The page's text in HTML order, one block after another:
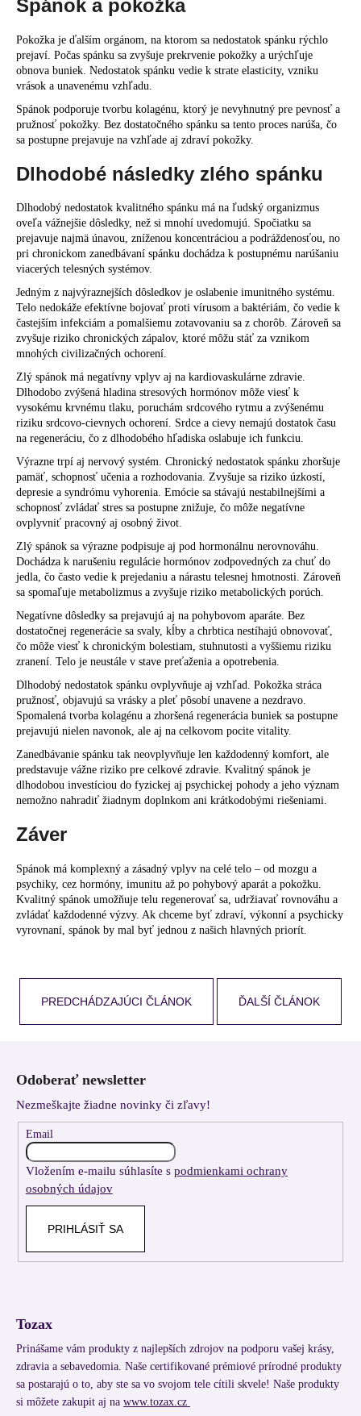
Spánok a pokožka
Pokožka je ďalším orgánom, na ktorom sa nedostatok spánku rýchlo
prejaví. Počas spánku sa zvyšuje prekrvenie pokožky a urýchľuje
obnova buniek. Nedostatok spánku vedie k strate elasticity, vzniku
vrások a unavenému vzhľadu.
Spánok podporuje tvorbu kolagénu, ktorý je nevyhnutný pre pevnosť a
pružnosť pokožky. Bez dostatočného spánku sa tento proces narúša, čo
sa postupne prejavuje na vzhľade aj zdraví pokožky.
Dlhodobé následky zlého spánku
Dlhodobý nedostatok kvalitného spánku má na ľudský organizmus
oveľa vážnejšie dôsledky, než si mnohí uvedomujú. Spočiatku sa
prejavuje najmä únavou, zníženou koncentráciou a podráždenosťou, no
pri chronickom zanedbávaní spánku dochádza k postupnému narúšaniu
viacerých telesných systémov.
Jedným z najvýraznejších dôsledkov je oslabenie imunitného systému.
Telo nedokáže efektívne bojovať proti vírusom a baktériám, čo vedie k
častejším infekciám a pomalšiemu zotavovaniu sa z chorôb. Zároveň sa
zvyšuje riziko chronických zápalov, ktoré môžu stáť za vznikom
mnohých civilizačných ochorení.
Zlý spánok má negatívny vplyv aj na kardiovaskulárne zdravie.
Dlhodobo zvýšená hladina stresových hormónov môže viesť k
vysokému krvnému tlaku, poruchám srdcového rytmu a zvýšenému
riziku srdcovo-cievnych ochorení. Srdce a cievy nemajú dostatok času
na regeneráciu, čo z dlhodobého hľadiska oslabuje ich funkciu.
Výrazne trpí aj nervový systém. Chronický nedostatok spánku zhoršuje
pamäť, schopnosť učenia a rozhodovania. Zvyšuje sa riziko úzkostí,
depresie a syndrómu vyhorenia. Emócie sa stávajú nestabilnejšími a
schopnosť zvládať stres sa postupne znižuje, čo môže negatívne
ovplyvniť pracovný aj osobný život.
Zlý spánok sa výrazne podpisuje aj pod hormonálnu nerovnováhu.
Dochádza k narušeniu regulácie hormónov zodpovedných za chuť do
jedla, čo často vedie k prejedaniu a nárastu telesnej hmotnosti. Zároveň
sa spomaľuje metabolizmus a zvyšuje riziko metabolických porúch.
Negatívne dôsledky sa prejavujú aj na pohybovom aparáte. Bez
dostatočnej regenerácie sa svaly, kĺby a chrbtica nestíhajú obnovovať,
čo môže viesť k chronickým bolestiam, stuhnutosti a vyššiemu riziku
zranení. Telo je neustále v stave preťaženia a opotrebenia.
Dlhodobý nedostatok spánku ovplyvňuje aj vzhľad. Pokožka stráca
pružnosť, objavujú sa vrásky a pleť pôsobí unavene a nezdravo.
Spomalená tvorba kolagénu a zhoršená regenerácia buniek sa postupne
prejavujú nielen navonok, ale aj na celkovom pocite vitality.
Zanedbávanie spánku tak neovplyvňuje len každodenný komfort, ale
predstavuje vážne riziko pre celkové zdravie. Kvalitný spánok je
dlhodobou investíciou do fyzickej aj psychickej pohody a jeho význam
nemožno nahradiť žiadnym doplnkom ani krátkodobými riešeniami.
Záver
Spánok má komplexný a zásadný vplyv na celé telo – od mozgu a
psychiky, cez hormóny, imunitu až po pohybový aparát a pokožku.
Kvalitný spánok umožňuje telu regenerovať sa, udržiavať rovnováhu a
zvládať každodenné výzvy. Ak chceme byť zdraví, výkonní a psychicky
vyrovnaní, spánok by mal byť jednou z našich hlavných priorít.
PREDCHÁDZAJÚCI ČLÁNOK ĎALŠÍ ČLÁNOK
Odoberať newsletter
Nezmeškajte žiadne novinky či zľavy!
Email
Vložením e-mailu súhlasíte s podmienkami ochrany
osobných údajov
PRIHLÁSIŤ SA
Tozax
Prinášame vám produkty z najlepších zdrojov na podporu vašej krásy,
zdravia a sebavedomia. Naše certifikované prémiové prírodné produkty
sa postarajú o to, aby ste sa vo svojom tele cítili skvele! Naše produkty
si môžete zakupit aj na www.tozax.cz